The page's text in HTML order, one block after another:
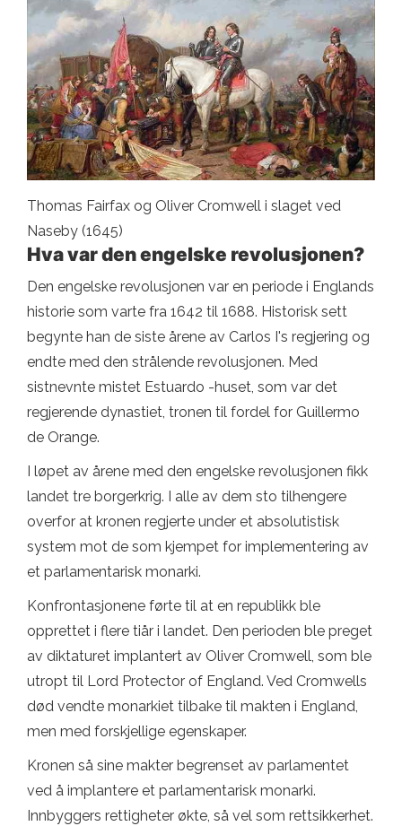
Thomas Fairfax og Oliver Cromwell i slaget ved
Naseby (1645)
Hva var den engelske revolusjonen?
Den engelske revolusjonen var en periode i Englands
historie som varte fra 1642 til 1688. Historisk sett
begynte han de siste årene av Carlos I's regjering og
endte med den strålende revolusjonen. Med
sistnevnte mistet Estuardo -huset, som var det
regjerende dynastiet, tronen til fordel for Guillermo
de Orange.
I løpet av årene med den engelske revolusjonen fikk
landet tre borgerkrig. I alle av dem sto tilhengere
overfor at kronen regjerte under et absolutistisk
system mot de som kjempet for implementering av
et parlamentarisk monarki.
Konfrontasjonene førte til at en republikk ble
opprettet i flere tiår i landet. Den perioden ble preget
av diktaturet implantert av Oliver Cromwell, som ble
utropt til Lord Protector of England. Ved Cromwells
død vendte monarkiet tilbake til makten i England,
men med forskjellige egenskaper.
Kronen så sine makter begrenset av parlamentet
ved å implantere et parlamentarisk monarki.
Innbyggers rettigheter økte, så vel som rettsikkerhet.